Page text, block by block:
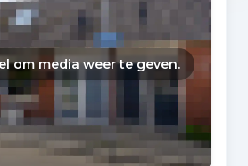
om media weer te geven.